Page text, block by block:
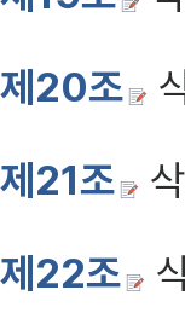
제20조
제21조
제22조